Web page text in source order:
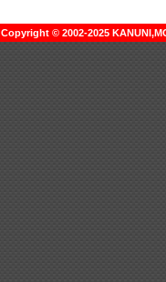
Copyright © 2002-2025